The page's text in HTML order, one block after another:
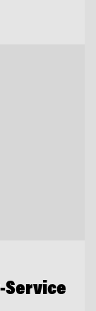
Service